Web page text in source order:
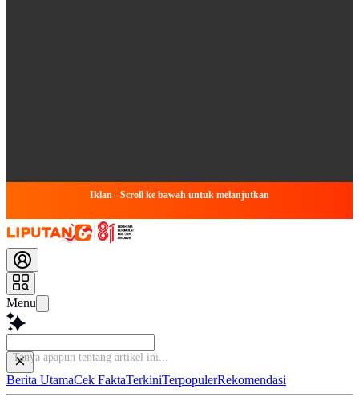
Iklan - Scroll ke bawah untuk melanjutkan
Menu
Tanya apapun tent
Berita UtamaCek FaktaTerkiniTerpopulerRekomendasi